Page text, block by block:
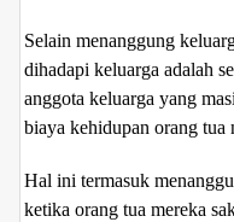
Selain menanggung
dihadapi keluarga adalah
anggota keluarga yang
biaya kehidupan orang tua
Hal ini termasuk
ketika orang tua mereka